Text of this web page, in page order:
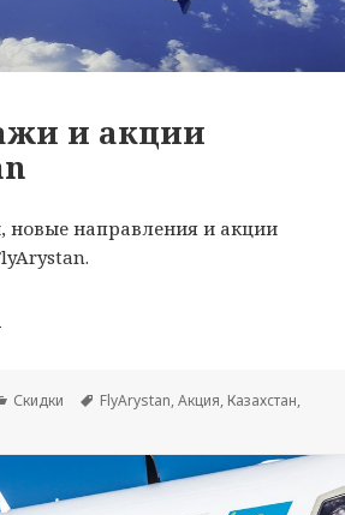
и акции
новые направления и акции
и акции FlyArystan
Рубрики
Скидки Метки
FlyArystan,Акция, Казахстан,